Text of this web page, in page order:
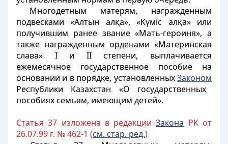
Многодетным матерям, награжденным
подвесками «Алтын алқа», «Күміс алқа» или
получившим ранее звание «Мать-героиня», а
также награжденным орденами «Материнская
слава» I и II степени, выплачивается
ежемесячное государственное пособие на
основании и в порядке, установленныхЗаконом
Республики Казахстан «О государственных
пособиях семьям, имеющим детей».
Статья 37 изложена в редакцииЗакона РК от
26.07.99 г. № 462-1 (см. стар. ред.)